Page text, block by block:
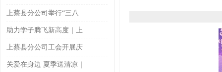
上蔡县分公司举行“三八
助力学子腾飞新高度｜上
上蔡县分公司工会开展庆
关爱在身边 夏季送清凉｜